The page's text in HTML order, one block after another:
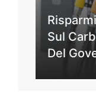
Sul
Del